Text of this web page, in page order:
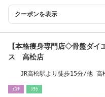
クーポンを表示
【本格痩身専門店◇骨盤ダイ
ス 高松店
JR高松駅より徒歩15分/他 高
ｴｽﾃ ﾘﾗｸ